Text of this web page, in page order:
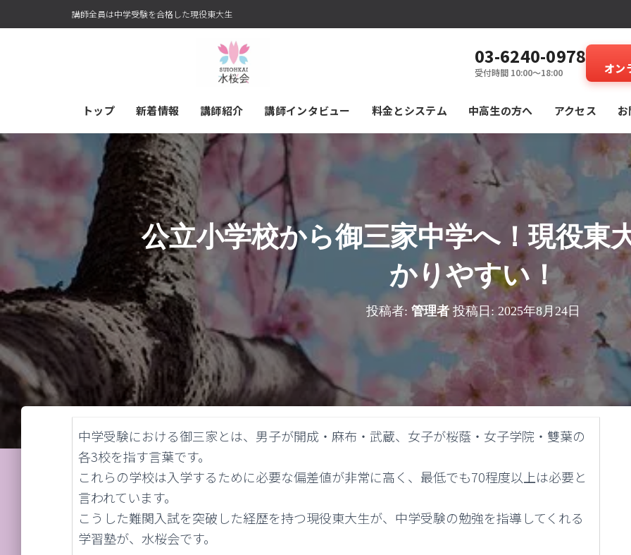
講師全員は中学受験を合格した現役東大生
03-6240-0978
受付時間 10:00～18:00 オン
トップ 新着情報 講師紹介 講師インタビュー 料⾦とシステム 中高生の方へ アクセス
公立小学校から御三家中学へ！現役東
かりやすい！
投稿者: 管理者 投稿日:2025年8月24日
中学受験における御三家とは、男子が開成・麻布・武蔵、女子が桜蔭・女子学院・雙葉の
各3校を指す言葉です。
これらの学校は入学するために必要な偏差値が非常に高く、最低でも70程度以上は必要と
言われています。
こうした難関入試を突破した経歴を持つ現役東大生が、中学受験の勉強を指導してくれる
学習塾が、水桜会です。